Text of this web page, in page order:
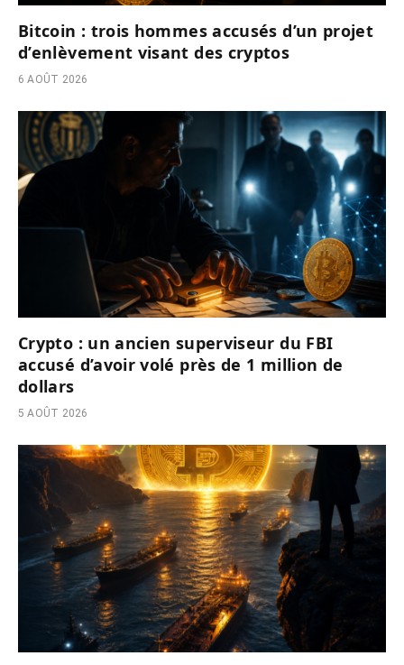
Bitcoin : trois hommes accusés d’un projet
d’enlèvement visant des cryptos
6 AOÛT 2026
Crypto : un ancien superviseur du FBI
accusé d’avoir volé près de 1 million de
dollars
5 AOÛT 2026